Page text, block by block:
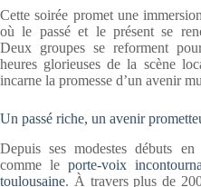
Cette soirée promet une
où le passé et le présent se
Deux groupes se reforment
heures glorieuses de la scène
incarne la promesse d’un avenir
Un passé riche, un avenir
Depuis ses modestes débuts
comme le porte-voix
toulousaine. À travers plus de